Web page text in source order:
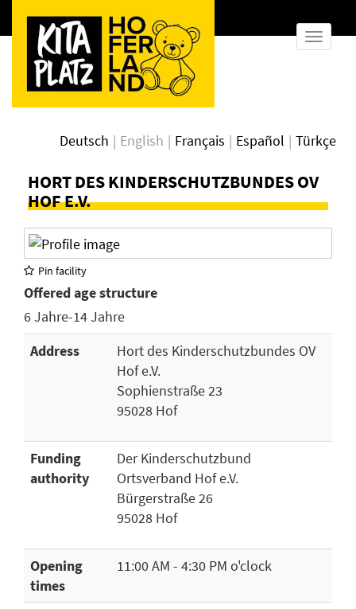
show
Deutsch English Français Español Türkçe
HORT DES KINDERSCHUTZBUNDES OV
HOF E.V.
Pin facility
Offered age structure
6 Jahre-14 Jahre
Address
Hort des Kinderschutzbundes OV
Hof e.V.
Sophienstraße 23
95028 Hof
Funding
authority
Der Kinderschutzbund
Ortsverband Hof e.V.
Bürgerstraße 26
95028 Hof
Opening
times
11:00 AM - 4:30 PM o'clock